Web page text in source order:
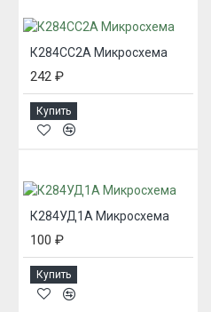
К284СС2А Микросхема
242 ₽
Купить
К284УД1А Микросхема
100 ₽
Купить